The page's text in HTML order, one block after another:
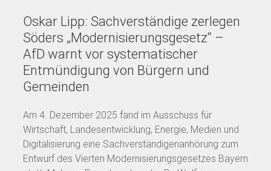
Oskar Lipp: Sachverständige zerlegen
Söders „Modernisierungsgesetz“ –
AfD warnt vor systematischer
Entmündigung von Bürgern und
Gemeinden
Am 4. Dezember 2025 fand im Ausschuss für
Wirtschaft, Landesentwicklung, Energie, Medien und
Digitalisierung eine Sachverständigenanhörung zum
Entwurf des Vierten Modernisierungsgesetzes Bayern